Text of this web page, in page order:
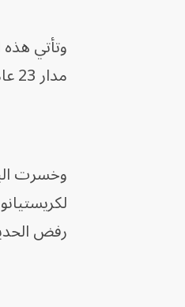
وتأتي هذه
مدار 23 عاماً ووصف أن البعض يحاول قتله بهذه الانتقادات.
رفض